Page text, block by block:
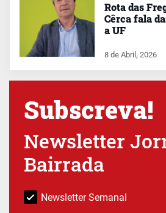
Rota das
Cêrca fala
a UF
8 de Abril, 2026
Subscreva!
Newsletter
Bairrada
Newsletter Semanal